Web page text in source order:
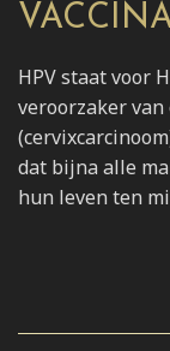
HPV staat voor
veroorzaker
dat bijna alle
hun leven ten